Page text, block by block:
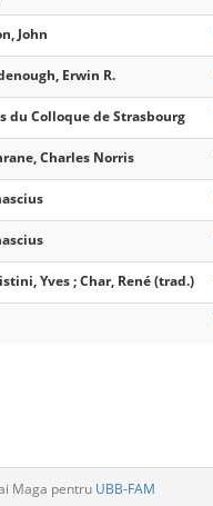
John
Erwin R.
du Colloque de Strasbourg
Charles Norris
Yves ; Char, René (trad.)
Maga pentru UBB-FAM